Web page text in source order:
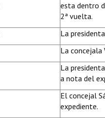
esta dentro
2ª vuelta.
La
La concejala
La
a nota del
El concejal
expediente.